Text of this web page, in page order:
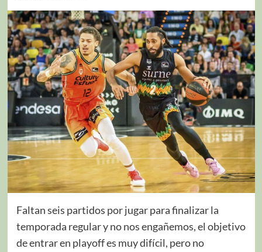
Faltan seis partidos por jugar para finalizar la
temporada regular y no nos engañemos, el objetivo
de entrar en playoff es muy difícil, pero no